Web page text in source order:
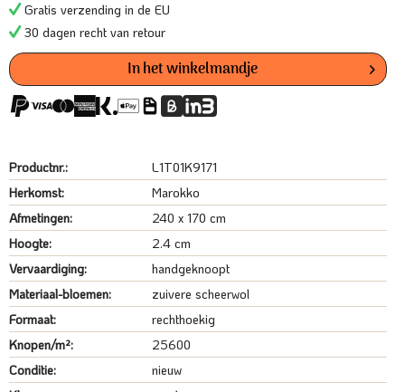
Gratis verzending in de EU
30 dagen recht van retour
In het winkelmandje
Productnr.:
L1T01K9171
Herkomst:
Marokko
Afmetingen:
240 x 170 cm
Hoogte:
2.4 cm
Vervaardiging:
handgeknoopt
Materiaal-bloemen:
zuivere scheerwol
Formaat:
rechthoekig
Knopen/m²:
25600
Conditie:
nieuw